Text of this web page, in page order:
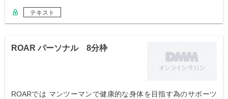
テキスト
ROAR パーソナル 8分枠
ROARでは マンツーマンで健康的な身体を目指す為のサポーツ